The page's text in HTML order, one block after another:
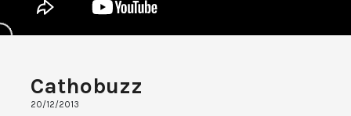
Cathobuzz
20/12/2013